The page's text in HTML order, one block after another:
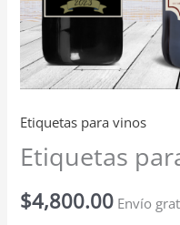
Etiquetas para vinos
Etiquetas
$4,800.00 Envío